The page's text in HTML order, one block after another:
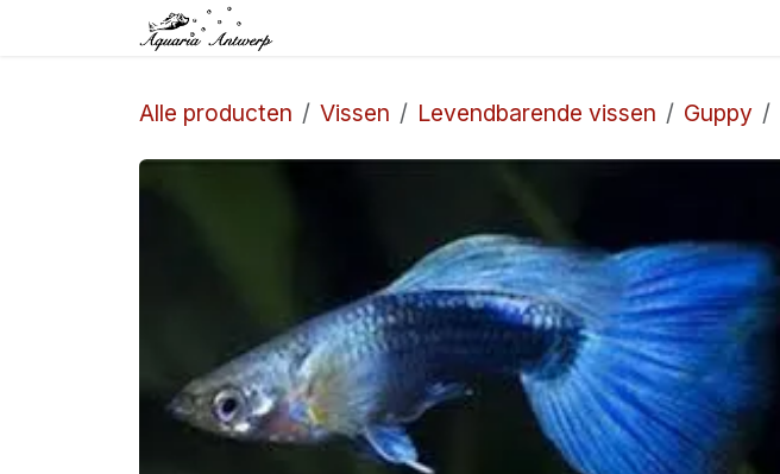
Overslaan naar inhoud
Alle producten Vissen Levendbarende vissen Guppy